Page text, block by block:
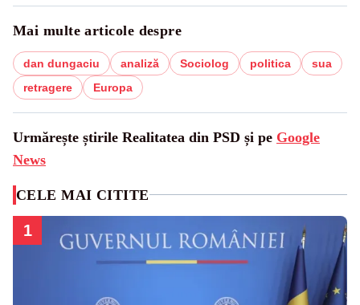
Mai multe articole despre
dan dungaciu analiză Sociolog politica
sua
retragere
Europa
Urmărește știrile Realitatea din PSD și pe Google
News
CELE MAI CITITE
1